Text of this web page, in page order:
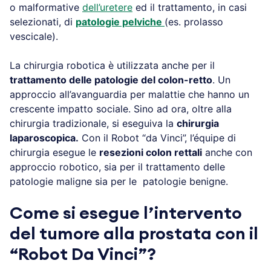
o malformative dell’uretere ed il trattamento, in casi
selezionati, di patologie pelviche (es. prolasso
vescicale).
La chirurgia robotica è utilizzata anche per il
trattamento delle patologie del colon-retto. Un
approccio all’avanguardia per malattie che hanno un
crescente impatto sociale. Sino ad ora, oltre alla
chirurgia tradizionale, si eseguiva la chirurgia
laparoscopica. Con il Robot “da Vinci”, l’équipe di
chirurgia esegue le resezioni colon rettali anche con
approccio robotico, sia per il trattamento delle
patologie maligne sia per le patologie benigne.
Come si esegue l’intervento
del tumore alla prostata con il
“Robot Da Vinci”?